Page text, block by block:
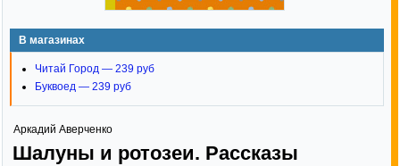
В магазинах
Читай Город — 239 руб
Буквоед — 239 руб
Аркадий Аверченко
Шалуны и ротозеи. Рассказы